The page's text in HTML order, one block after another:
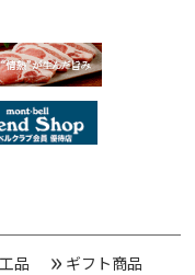
品
ギフト商品